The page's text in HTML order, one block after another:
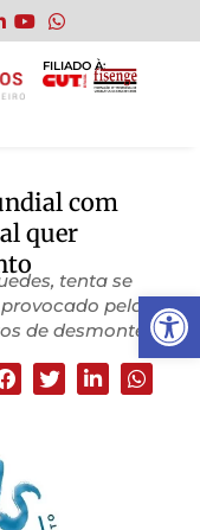
Abrir
FILIADO À:
com
quer
tenta se
pela
de desmonte